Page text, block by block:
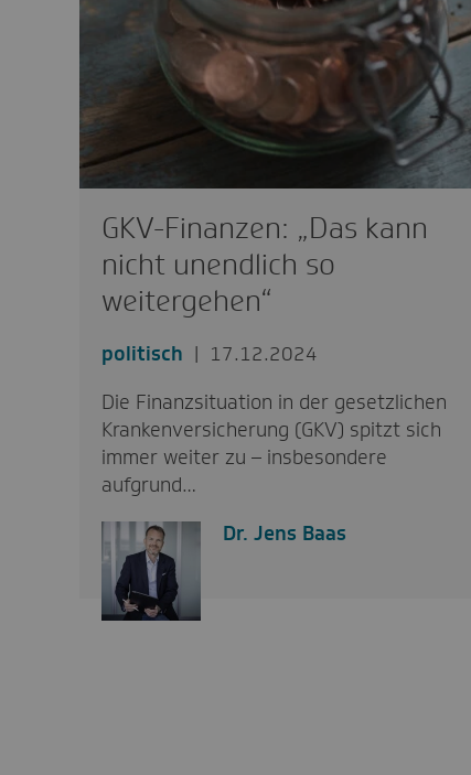
GKV-Finanzen: „Das kann
nicht unendlich so
weitergehen“
politisch
17.12.2024
Die Finanzsituation in der gesetzlichen
Krankenversicherung (GKV) spitzt sich
immer weiter zu – insbesondere
aufgrund…
Dr. Jens Baas